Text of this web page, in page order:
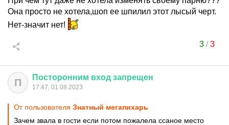
Она просто не хотела,шоп ее шпилил этот лысый черт.
Нет-значит нет!
3/3
П Посторонним вход запрещен
17:47, 01.08.2023
От пользователя Знатный мегапихарь
Зачем звала в гости если потом пожалела ссаное место